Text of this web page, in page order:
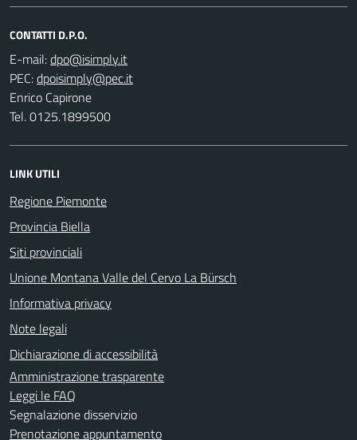
CONTATTI D.P.O.
E-mail:
PEC:
Enrico Capirone
Tel. 0125.1899500
LINK UTILI
Regione Piemonte
Provincia Biella
Siti provinciali
Unione Montana Valle del Cervo La Bürsch
Informativa privacy
Note legali
Dichiarazione di accessibilità
Amministrazione trasparente
Leggi le FAQ
Segnalazione disservizio
Prenotazione appuntamento